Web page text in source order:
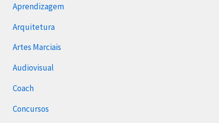
Aprendizagem
Arquitetura
Artes Marciais
Audiovisual
Coach
Concursos